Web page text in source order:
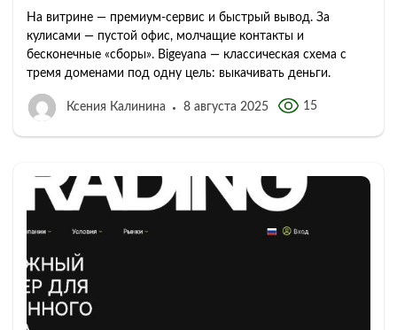
На витрине — премиум-сервис и быстрый вывод. За
кулисами — пустой офис, молчащие контакты и
бесконечные «сборы». Bigeyana — классическая схема с
тремя доменами под одну цель: выкачивать деньги.
Ксения Калинина 8 августа 2025 15